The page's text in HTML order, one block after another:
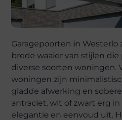
Garagepoorten in Westerlo
brede waaier van stijlen
diverse soorten woningen.
woningen zijn
gladde afwerking en
antraciet, wit of zwart erg in
elegantie en eenvoud uit.